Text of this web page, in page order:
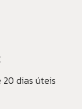
20 dias úteis